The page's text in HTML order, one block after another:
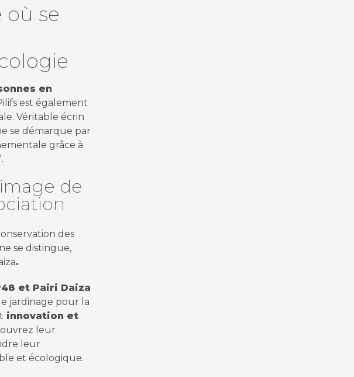
se
en
est également
Véritable écrin
se démarque par
grâce à
de
des
se distingue,
.
et Pairi Daiza
jardinage pour la
innovation et
leur
leur
et écologique.